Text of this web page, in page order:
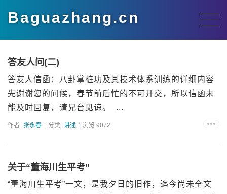
Baguazhang.cn
答友人问(二)
答友人信函：八卦掌桩功及其技术体系训练的详细内容
先谢谢您的问候，春节前后忙的不可开交，所以信函未
能及时回复，请兄台见谅。 ...
作者: 张永春 分类: 讲述 浏览:9072
关于“董海川生平考”
“董海川生平考”一文，是我夕日的旧作，迄今尚未全文